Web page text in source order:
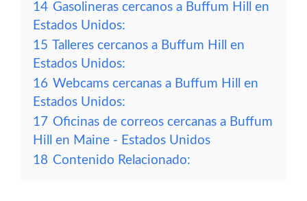
14 Gasolineras cercanos a Buffum Hill en
Estados Unidos:
15 Talleres cercanos a Buffum Hill en
Estados Unidos:
16 Webcams cercanas a Buffum Hill en
Estados Unidos:
17 Oficinas de correos cercanas a Buffum
Hill en Maine - Estados Unidos
18 Contenido Relacionado: